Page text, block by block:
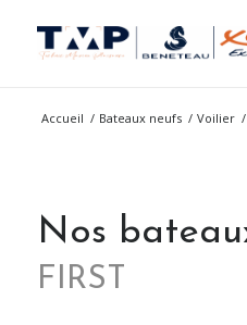
Nos
FIRST
Accueil / Bateaux neufs / Voilier /